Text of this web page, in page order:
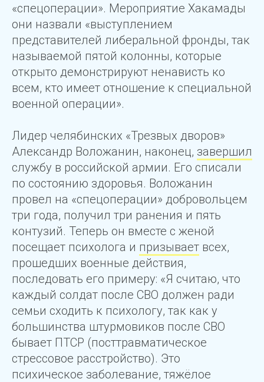
«спецоперации». Мероприятие Хакамады
они назвали «выступлением
представителей либеральной фронды, так
называемой пятой колонны, которые
открыто демонстрируют ненависть ко
всем, кто имеет отношение к специальной
военной операции».
Лидер челябинских «Трезвых дворов»
Александр Воложанин, наконец, завершил
службу в российской армии. Его списали
по состоянию здоровья. Воложанин
провел на «спецоперации» добровольцем
три года, получил три ранения и пять
контузий. Теперь он вместе с женой
посещает психолога и призывает всех,
прошедших военные действия,
последовать его примеру: «Я считаю, что
каждый солдат после СВО должен ради
семьи сходить к психологу, так как у
большинства штурмовиков после СВО
бывает ПТСР (посттравматическое
стрессовое расстройство). Это
психическое заболевание, тяжёлое